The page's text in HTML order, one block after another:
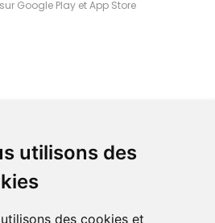
utilisons des
des cookies et
Google Play et App Store
chercher votre commande à Amiens
(Fachon) ou recevez-là rapidement